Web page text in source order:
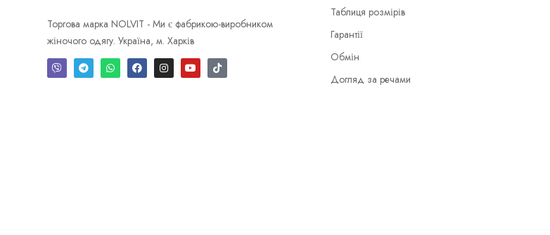
Торгова марка NOLVIT - Ми є фабрикою-виробником
жіночого одягу. Україна, м. Харків
Таблиця розмірів
Гарантії
Обмін
Догляд за речами